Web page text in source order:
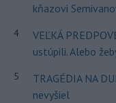
kňazovi
4
VEĽKÁ
ustúpili. Alebo
5
TRAGÉDIA NA
nevyšiel